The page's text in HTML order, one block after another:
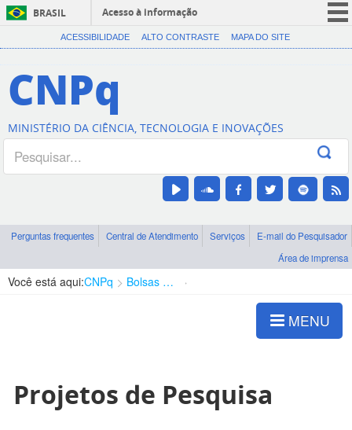
BRASIL
Acesso à informação
CORONAVÍRUS (COVID-19)
Canais
ACESSIBILIDADE ALTO CONTRASTE MAPA DO SITE
CNPq
MINISTÉRIO DA CIÊNCIA, TECNOLOGIA E INOVAÇÕES
Perguntas frequentes Central de Atendimento Serviços
E-mail do Pesquisador
Área de imprensa
Você está aqui:CNPq Bolsas e Auxílios Vigentes
MENU
Projetos de Pesquisa